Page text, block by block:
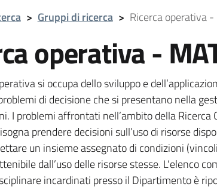
> Gruppi di ricerca > Ricerca operativa
operativa -
si occupa dello sviluppo e
di decisione che si presentano nella
I problemi affrontati nell’ambito della
prendere decisioni sull’uso di risorse
un insieme assegnato di condizioni
dall’uso delle risorse stesse. L'elenco
incardinati presso il Dipartimento è